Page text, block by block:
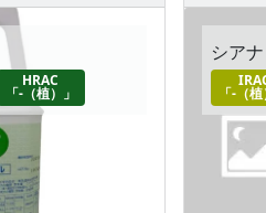
HRAC
「-（植）」
シア
「-（植